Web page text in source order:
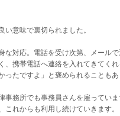
い意味で裏切られました。
な対応。電話を受け次第、メール
、携帯電話へ連絡を入れてきてく
ったですよ」と褒められることもあ
事務所でも事務員さんを雇ってい
これからも利用し続けていきます。